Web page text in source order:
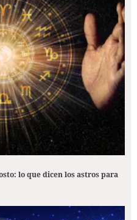
lo que dicen los astros para